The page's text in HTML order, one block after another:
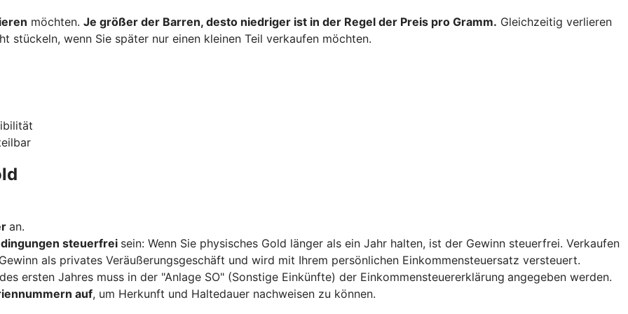
möchten. Je größer der Barren, desto niedriger ist in der Regel der Preis pro Gramm. Gleichzeitig verlieren
stückeln, wenn Sie später nur einen kleinen Teil verkaufen möchten.
an.
steuerfrei sein: Wenn Sie physisches Gold länger als ein Jahr halten, ist der Gewinn steuerfrei. Verkaufen
als privates Veräußerungsgeschäft und wird mit Ihrem persönlichen Einkommensteuersatz versteuert.
ersten Jahres muss in der "Anlage SO" (Sonstige Einkünfte) der Einkommensteuererklärung angegeben werden.
auf, um Herkunft und Haltedauer nachweisen zu können.